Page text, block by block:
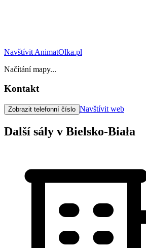
Navštívit AnimatOlka.pl
Načítání mapy...
Kontakt
Zobrazit telefonní číslo Navštívit web
Další sály v Bielsko-Biała